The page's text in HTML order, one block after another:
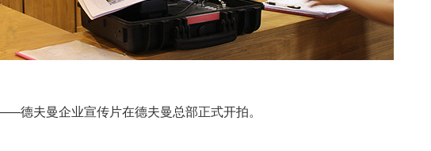
德夫曼企业宣传片在德夫曼总部正式开拍。